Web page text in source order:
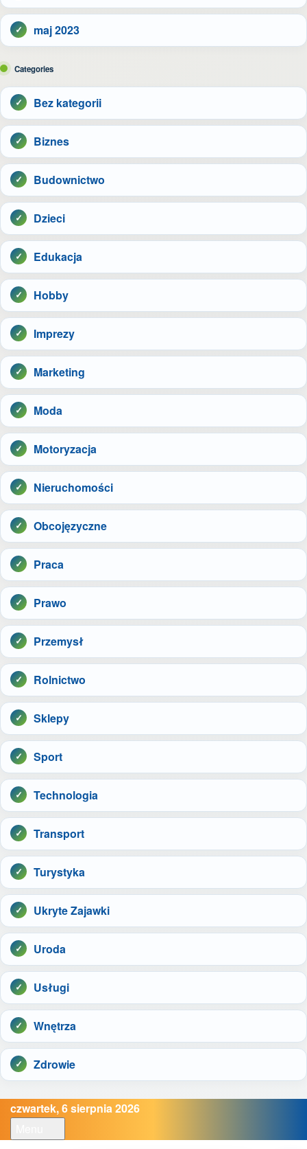
maj 2023
Categories
Bez kategorii
Biznes
Budownictwo
Dzieci
Edukacja
Hobby
Imprezy
Marketing
Moda
Motoryzacja
Nieruchomości
Obcojęzyczne
Praca
Prawo
Przemysł
Rolnictwo
Sklepy
Sport
Technologia
Transport
Turystyka
Ukryte Zajawki
Uroda
Usługi
Wnętrza
Zdrowie
czwartek, 6 sierpnia 2026